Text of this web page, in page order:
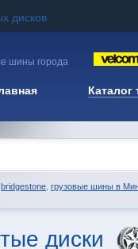
дисков
шины города
Каталог
bridgestone грузовые шины в
диски